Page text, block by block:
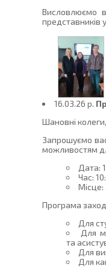
Висловлюємо
представників
16.03.26 p.
Шановні
Запрошуємо
можливостям
Дата:
Час:
Місце:
Програма
Для
Для
та
Для
Для